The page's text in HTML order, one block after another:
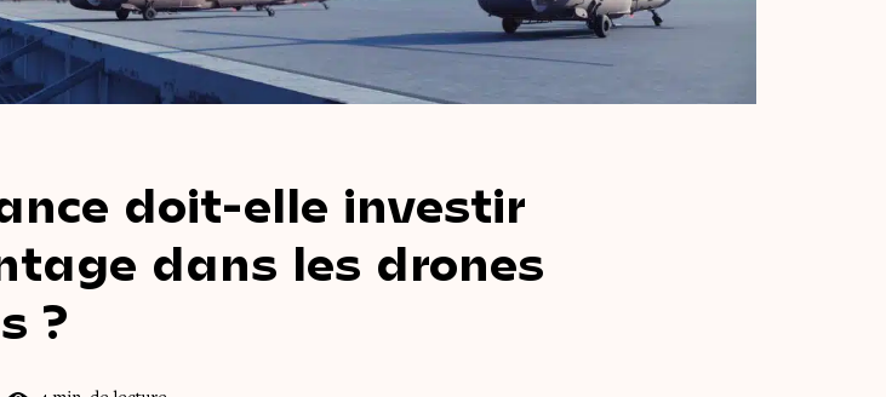
doit-elle investir
dans les drones
?